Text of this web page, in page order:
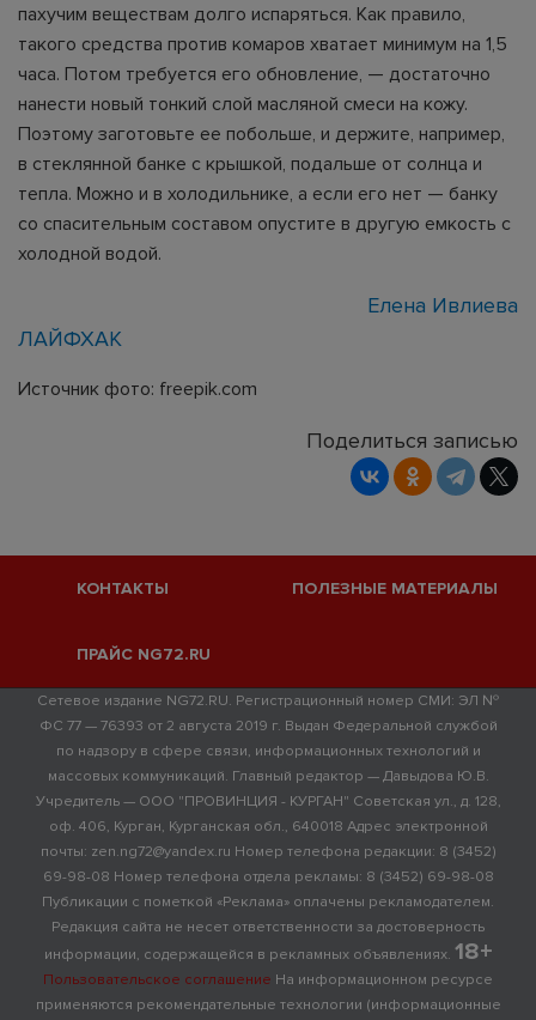
пахучим веществам долго испаряться. Как правило,
такого средства против комаров хватает минимум на 1,5
часа. Потом требуется его обновление, — достаточно
нанести новый тонкий слой масляной смеси на кожу.
Поэтому заготовьте ее побольше, и держите, например,
в стеклянной банке с крышкой, подальше от солнца и
тепла. Можно и в холодильнике, а если его нет — банку
со спасительным составом опустите в другую емкость с
холодной водой.
Елена Ивлиева
ЛАЙФХАК
Источник фото: freepik.com
Поделиться записью
КОНТАКТЫ ПОЛЕЗНЫЕ МАТЕРИАЛЫ
ПРАЙС NG72.RU
Сетевое издание NG72.RU. Регистрационный номер СМИ: ЭЛ №
ФС 77 — 76393 от 2 августа 2019 г. Выдан Федеральной службой
по надзору в сфере связи, информационных технологий и
массовых коммуникаций. Главный редактор — Давыдова Ю.В.
Учредитель — ООО "ПРОВИНЦИЯ - КУРГАН" Советская ул., д. 128,
оф. 406, Курган, Курганская обл., 640018 Адрес электронной
почты: zen.ng72@yandex.ru Номер телефона редакции: 8 (3452)
69-98-08 Номер телефона отдела рекламы: 8 (3452) 69-98-08
Публикации с пометкой «Реклама» оплачены рекламодателем.
Редакция сайта не несет ответственности за достоверность
информации, содержащейся в рекламных объявлениях. 18+
Пользовательское соглашение На информационном ресурсе
применяются рекомендательные технологии (информационные